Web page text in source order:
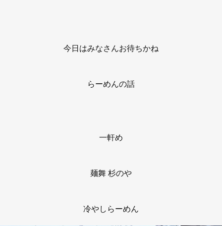
今日はみなさんお待ちかね
らーめんの話
一軒め
麺舞 杉のや
冷やしらーめん